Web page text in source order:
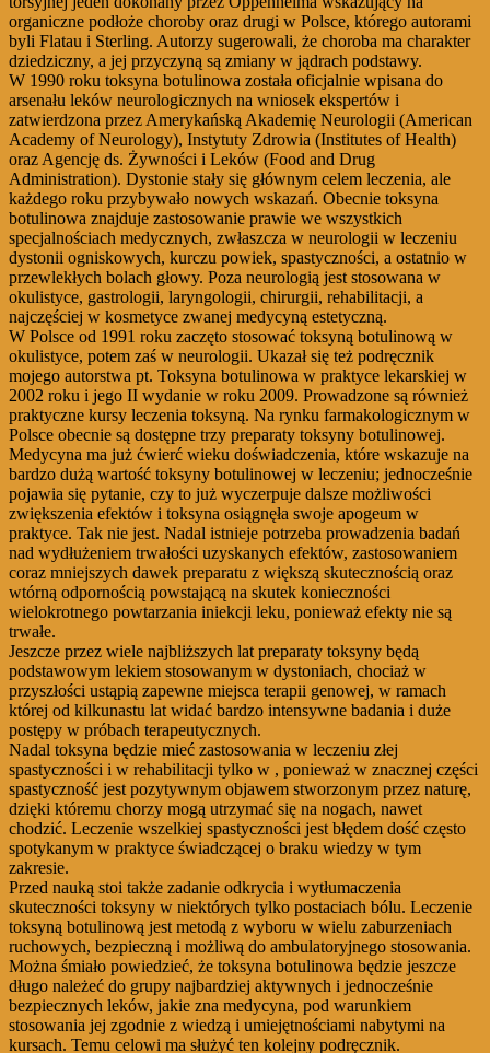
organiczne podłoże choroby oraz drugi w Polsce, którego autorami
byli Flatau i Sterling. Autorzy sugerowali, że choroba ma charakter
dziedziczny, a jej przyczyną są zmiany w jądrach podstawy.
W 1990 roku toksyna botulinowa została oficjalnie wpisana do
arsenału leków neurologicznych na wniosek ekspertów i
zatwierdzona przez Amerykańską Akademię Neurologii (American
Academy of Neurology), Instytuty Zdrowia (Institutes of Health)
oraz Agencję ds. Żywności i Leków (Food and Drug
Administration). Dystonie stały się głównym celem leczenia, ale
każdego roku przybywało nowych wskazań. Obecnie toksyna
botulinowa znajduje zastosowanie prawie we wszystkich
specjalnościach medycznych, zwłaszcza w neurologii w leczeniu
dystonii ogniskowych, kurczu powiek, spastyczności, a ostatnio w
przewlekłych bolach głowy. Poza neurologią jest stosowana w
okulistyce, gastrologii, laryngologii, chirurgii, rehabilitacji, a
najczęściej w kosmetyce zwanej medycyną estetyczną.
W Polsce od 1991 roku zaczęto stosować toksyną botulinową w
okulistyce, potem zaś w neurologii. Ukazał się też podręcznik
mojego autorstwa pt. Toksyna botulinowa w praktyce lekarskiej w
2002 roku i jego II wydanie w roku 2009. Prowadzone są również
praktyczne kursy leczenia toksyną. Na rynku farmakologicznym w
Polsce obecnie są dostępne trzy preparaty toksyny botulinowej.
Medycyna ma już ćwierć wieku doświadczenia, które wskazuje na
bardzo dużą wartość toksyny botulinowej w leczeniu; jednocześnie
pojawia się pytanie, czy to już wyczerpuje dalsze możliwości
zwiększenia efektów i toksyna osiągnęła swoje apogeum w
praktyce. Tak nie jest. Nadal istnieje potrzeba prowadzenia badań
nad wydłużeniem trwałości uzyskanych efektów, zastosowaniem
coraz mniejszych dawek preparatu z większą skutecznością oraz
wtórną odpornością powstającą na skutek konieczności
wielokrotnego powtarzania iniekcji leku, ponieważ efekty nie są
trwałe.
Jeszcze przez wiele najbliższych lat preparaty toksyny będą
podstawowym lekiem stosowanym w dystoniach, chociaż w
przyszłości ustąpią zapewne miejsca terapii genowej, w ramach
której od kilkunastu lat widać bardzo intensywne badania i duże
postępy w próbach terapeutycznych.
Nadal toksyna będzie mieć zastosowania w leczeniu złej
spastyczności i w rehabilitacji tylko w , ponieważ w znacznej części
spastyczność jest pozytywnym objawem stworzonym przez naturę,
dzięki któremu chorzy mogą utrzymać się na nogach, nawet
chodzić. Leczenie wszelkiej spastyczności jest błędem dość często
spotykanym w praktyce świadczącej o braku wiedzy w tym
zakresie.
Przed nauką stoi także zadanie odkrycia i wytłumaczenia
skuteczności toksyny w niektórych tylko postaciach bólu. Leczenie
toksyną botulinową jest metodą z wyboru w wielu zaburzeniach
ruchowych, bezpieczną i możliwą do ambulatoryjnego stosowania.
Można śmiało powiedzieć, że toksyna botulinowa będzie jeszcze
długo należeć do grupy najbardziej aktywnych i jednocześnie
bezpiecznych leków, jakie zna medycyna, pod warunkiem
stosowania jej zgodnie z wiedzą i umiejętnościami nabytymi na
kursach. Temu celowi ma służyć ten kolejny podręcznik.